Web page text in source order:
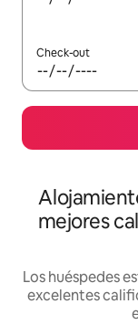
Check-out
mejores
Los huéspedes
excelentes